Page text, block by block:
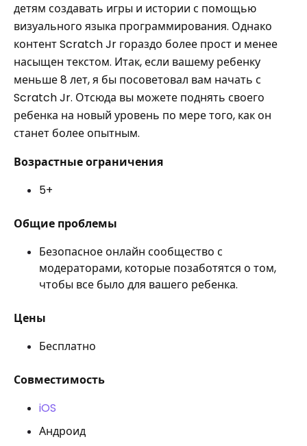
детям создавать игры и истории с помощью
визуального языка программирования. Однако
контент Scratch Jr гораздо более прост и менее
насыщен текстом. Итак, если вашему ребенку
меньше 8 лет, я бы посоветовал вам начать с
Scratch Jr. Отсюда вы можете поднять своего
ребенка на новый уровень по мере того, как он
станет более опытным.
Возрастные ограничения
5+
Общие проблемы
Безопасное онлайн сообщество с
модераторами, которые позаботятся о том,
чтобы все было для вашего ребенка.
Цены
Бесплатно
Совместимость
iOS
Андроид